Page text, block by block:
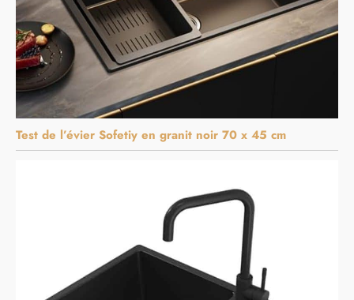
Test de l’évier Sofetiy en granit noir 70 x 45 cm